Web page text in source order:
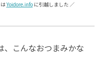
はYoidore.infoに引越しました ／
、こんなおつまみかな